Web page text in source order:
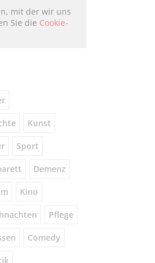
mit der wir uns
Sie die Cookie-
Kunst
Sport
Demenz
Kino
Pflege
Comedy